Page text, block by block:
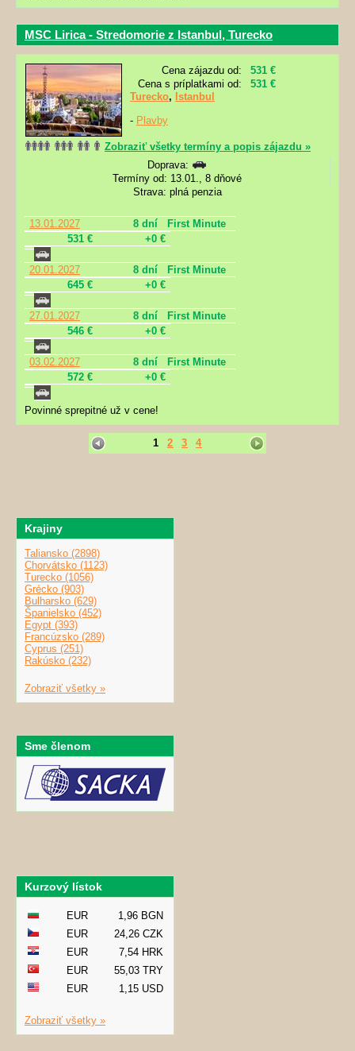
MSC Lirica - Stredomorie z Istanbul, Turecko
Cena zájazdu od:
531 €
Cena s príplatkami od:
531 €
Turecko, Istanbul
- Plavby
Zobraziť všetky termíny a popis zájazdu »
Doprava:
Termíny od: 13.01., 8 dňové
Strava: plná penzia
13.01.2027 8 dní
First Minute
531 €
+0 €
20.01.2027 8 dní
First Minute
645 €
+0 €
27.01.2027 8 dní
First Minute
546 €
+0 €
03.02.2027 8 dní
First Minute
572 €
+0 €
Povinné sprepitné už v cene!
1 2 3 4
Krajiny
Taliansko (2898)
Chorvátsko (1123)
Turecko (1056)
Grécko (903)
Bulharsko (629)
Španielsko (452)
Egypt (393)
Francúzsko (289)
Cyprus (251)
Rakúsko (232)
Zobraziť všetky »
Sme členom
Kurzový lístok
EUR
1,96 BGN
EUR
24,26 CZK
EUR
7,54 HRK
EUR
55,03 TRY
EUR
1,15 USD
Zobraziť všetky »